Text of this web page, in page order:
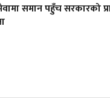
समान पहुँच सरकारको